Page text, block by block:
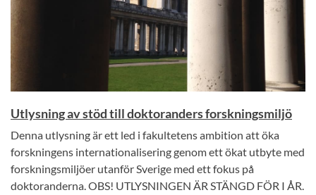
Utlysning av stöd till doktoranders forskningsmiljö
Denna utlysning är ett led i fakultetens ambition att öka
forskningens internationalisering genom ett ökat utbyte med
forskningsmiljöer utanför Sverige med ett fokus på
doktoranderna. OBS! UTLYSNINGEN ÄR STÄNGD FÖR I ÅR.